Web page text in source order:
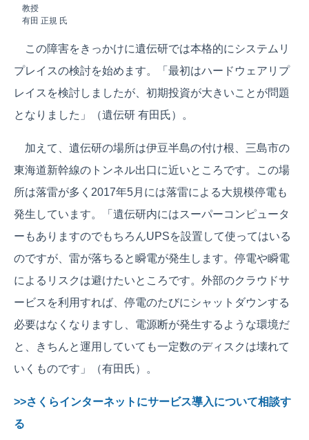
教授
有田 正規 氏
この障害をきっかけに遺伝研では本格的にシステムリ
プレイスの検討を始めます。「最初はハードウェアリプ
レイスを検討しましたが、初期投資が大きいことが問題
となりました」（遺伝研 有田氏）。
加えて、遺伝研の場所は伊豆半島の付け根、三島市の
東海道新幹線のトンネル出口に近いところです。この場
所は落雷が多く2017年5月には落雷による大規模停電も
発生しています。「遺伝研内にはスーパーコンピュータ
ーもありますのでもちろんUPSを設置して使ってはいる
のですが、雷が落ちると瞬電が発生します。停電や瞬電
によるリスクは避けたいところです。外部のクラウドサ
ービスを利用すれば、停電のたびにシャットダウンする
必要はなくなりますし、電源断が発生するような環境だ
と、きちんと運用していても一定数のディスクは壊れて
いくものです」（有田氏）。
>>さくらインターネットにサービス導入について相談す
る